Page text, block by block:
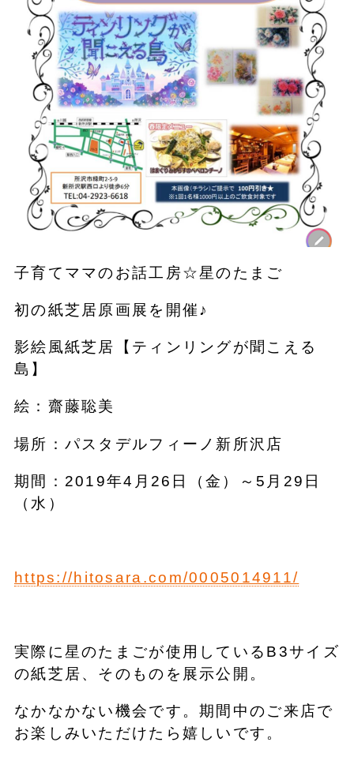
子育てママのお話工房☆星のたまご
初の紙芝居原画展を開催♪
影絵風紙芝居【ティンリングが聞こえる
島】
絵：齋藤聡美
場所：パスタデルフィーノ新所沢店
期間：2019年4月26日（金）～5月29日
（水）
https://hitosara.com/0005014911/
実際に星のたまごが使用しているB3サイズ
の紙芝居、そのものを展示公開。
なかなかない機会です。期間中のご来店で
お楽しみいただけたら嬉しいです。